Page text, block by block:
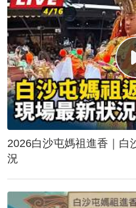
2026白沙屯媽祖進香｜
況